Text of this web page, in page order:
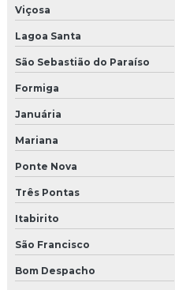
Molduras para fachadas
Molduras para fachadas de
Molduras para fachadas em
Molduras para fachadas
Molduras para fachadas de
Molduras de isopor externa
Molduras isopor fabrica
Molduras de isopor para
Molduras isopor fachadas
Viçosa
Lagoa Santa
São Sebastião do Paraíso
Formiga
Januária
Mariana
Ponte Nova
Três Pontas
Itabirito
São Francisco
Bom Despacho